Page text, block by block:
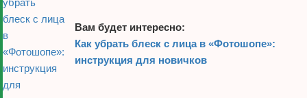
Вам будет интересно:
Как убрать блеск с лица в «Фотошопе»:
инструкция для новичков